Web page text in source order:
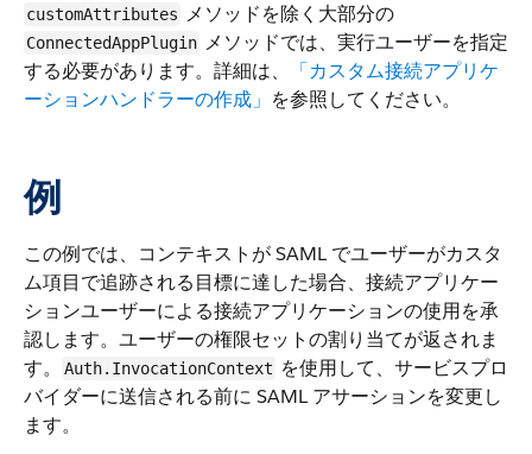
customAttributes メソッドを除く大部分の
ConnectedAppPlugin メソッドでは、実行ユーザーを指定
する必要があります。詳細は、
「カスタム接続アプリケ
ーションハンドラーの作成」 を参照してください。
例
この例では、コンテキストが SAML でユーザーがカスタ
ム項目で追跡される目標に達した場合、接続アプリケー
ションユーザーによる接続アプリケーションの使用を承
認します。ユーザーの権限セットの割り当てが返されま
す。
Auth.InvocationContext を使用して、サービスプロ
バイダーに送信される前に SAML アサーションを変更し
ます。